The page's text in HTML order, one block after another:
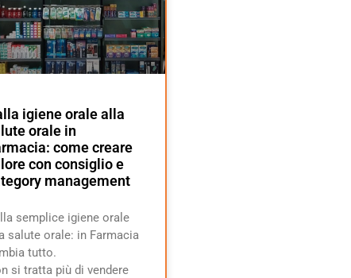
igiene orale alla
orale in
come creare
con consiglio e
management
semplice igiene orale
salute orale: in Farmacia
tutto.
si tratta più di vendere